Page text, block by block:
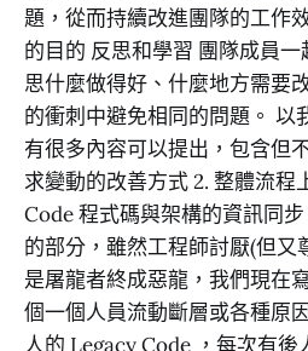
題，從而持續改進團隊的工作
的目的 反思和學習 團隊成員
思什麼做得好、什麼地方需要
的衝刺中避免相同的問題。 以
有很多內容可以提出，包含但
求變動的改善方式 2. 整體流程
Code 程式碼與架構的資訊同
的部分，雖然工程師討厭(但又
是屠龍者終成惡龍，我們現在
個一個人員流動斷層或各種原
人的 Legacy Code ，每次有